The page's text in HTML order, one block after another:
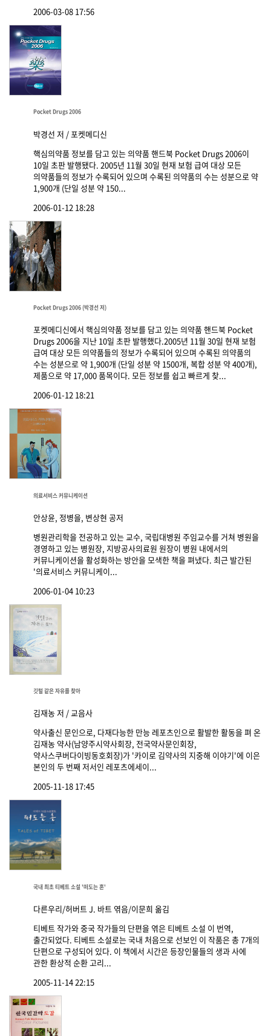
2006-03-08 17:56
Pocket Drugs 2006
박경선 저 / 포켓메디신
핵심의약품 정보를 담고 있는 의약품 핸드북 Pocket Drugs 2006이
10일 초판 발행됐다. 2005년 11월 30일 현재 보험 급여 대상 모든
의약품들의 정보가 수록되어 있으며 수록된 의약품의 수는 성분으로 약
1,900개 (단일 성분 약 150...
2006-01-12 18:28
Pocket Drugs 2006 (박경선 저)
포켓메디신에서 핵심의약품 정보를 담고 있는 의약품 핸드북 Pocket
Drugs 2006을 지난 10일 초판 발행했다.2005년 11월 30일 현재 보험
급여 대상 모든 의약품들의 정보가 수록되어 있으며 수록된 의약품의
수는 성분으로 약 1,900개 (단일 성분 약 1500개, 복합 성분 약 400개),
제품으로 약 17,000 품목이다. 모든 정보를 쉽고 빠르게 찾...
2006-01-12 18:21
의료서비스 커뮤니케이션
안상윤, 정병을, 변상현 공저
병원관리학을 전공하고 있는 교수, 국립대병원 주임교수를 거쳐 병원을
경영하고 있는 병원장, 지방공사의료원 원장이 병원 내에서의
커뮤니케이션을 활성화하는 방안을 모색한 책을 펴냈다. 최근 발간된
'의료서비스 커뮤니케이...
2006-01-04 10:23
깃털 같은 자유를 찾아
김재농 저 / 교음사
약사출신 문인으로, 다재다능한 만능 레포츠인으로 활발한 활동을 펴 온
김재농 약사(남양주시약사회장, 전국약사문인회장,
약사스쿠버다이빙동호회장)가 '카이로 김약사의 지중해 이야기'에 이은
본인의 두 번째 저서인 레포츠에세이...
2005-11-18 17:45
국내 최초 티베트 소설 '떠도는 혼'
다른우리/허버트 J. 바트 엮음/이문희 옮김
티베트 작가와 중국 작가들의 단편을 엮은 티베트 소설 이 번역,
출간되었다. 티베트 소설로는 국내 처음으로 선보인 이 작품은 총 7개의
단편으로 구성되어 있다. 이 책에서 시간은 등장인물들의 생과 사에
관한 환상적 순환 고리...
2005-11-14 22:15